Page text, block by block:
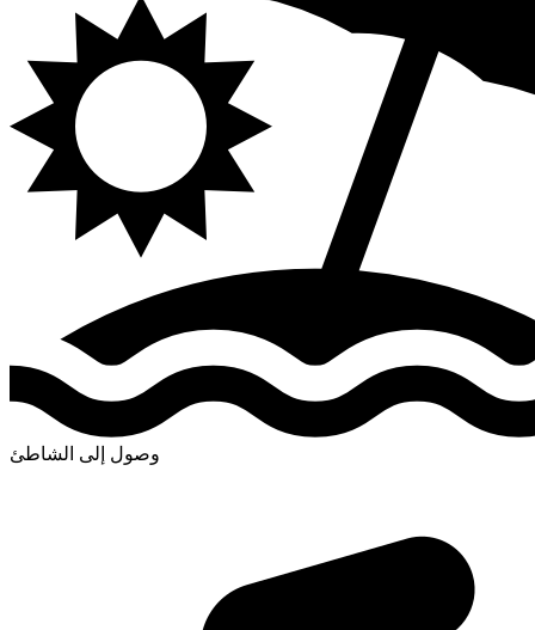
وصول إلى الشاطئ